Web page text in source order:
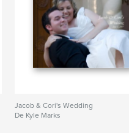
Jacob & Cori's Wedding
De Kyle Marks